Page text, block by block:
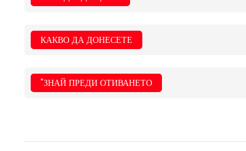
КАКВО ДА ДОНЕСЕТЕ
"ЗНАЙ ПРЕДИ ОТИВАНЕТО